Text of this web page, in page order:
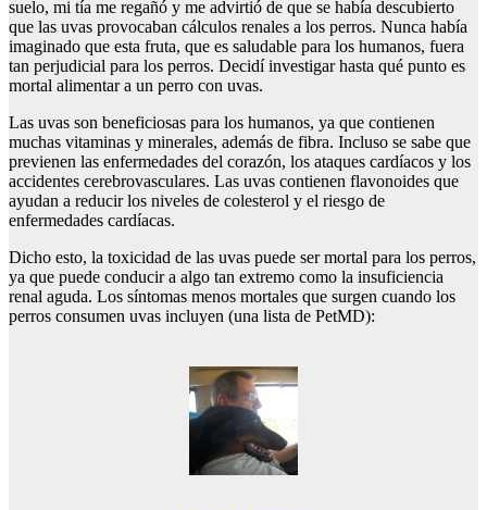
suelo, mi tía me regañó y me advirtió de que se había descubierto
que las uvas provocaban cálculos renales a los perros. Nunca había
imaginado que esta fruta, que es saludable para los humanos, fuera
tan perjudicial para los perros. Decidí investigar hasta qué punto es
mortal alimentar a un perro con uvas.
Las uvas son beneficiosas para los humanos, ya que contienen
muchas vitaminas y minerales, además de fibra. Incluso se sabe que
previenen las enfermedades del corazón, los ataques cardíacos y los
accidentes cerebrovasculares. Las uvas contienen flavonoides que
ayudan a reducir los niveles de colesterol y el riesgo de
enfermedades cardíacas.
Dicho esto, la toxicidad de las uvas puede ser mortal para los perros,
ya que puede conducir a algo tan extremo como la insuficiencia
renal aguda. Los síntomas menos mortales que surgen cuando los
perros consumen uvas incluyen (una lista de PetMD):